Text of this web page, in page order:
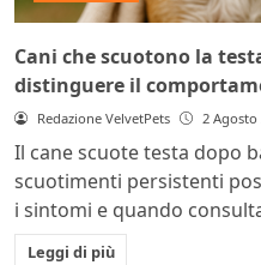
Cani che scuotono la
distinguere il
Redazione VelvetPets 2 Agosto
Il cane scuote testa dopo
scuotimenti persistenti
i sintomi e quando
Leggi di più